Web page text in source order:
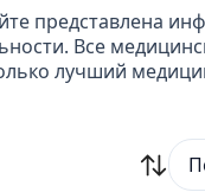
представлена
Все
лучший